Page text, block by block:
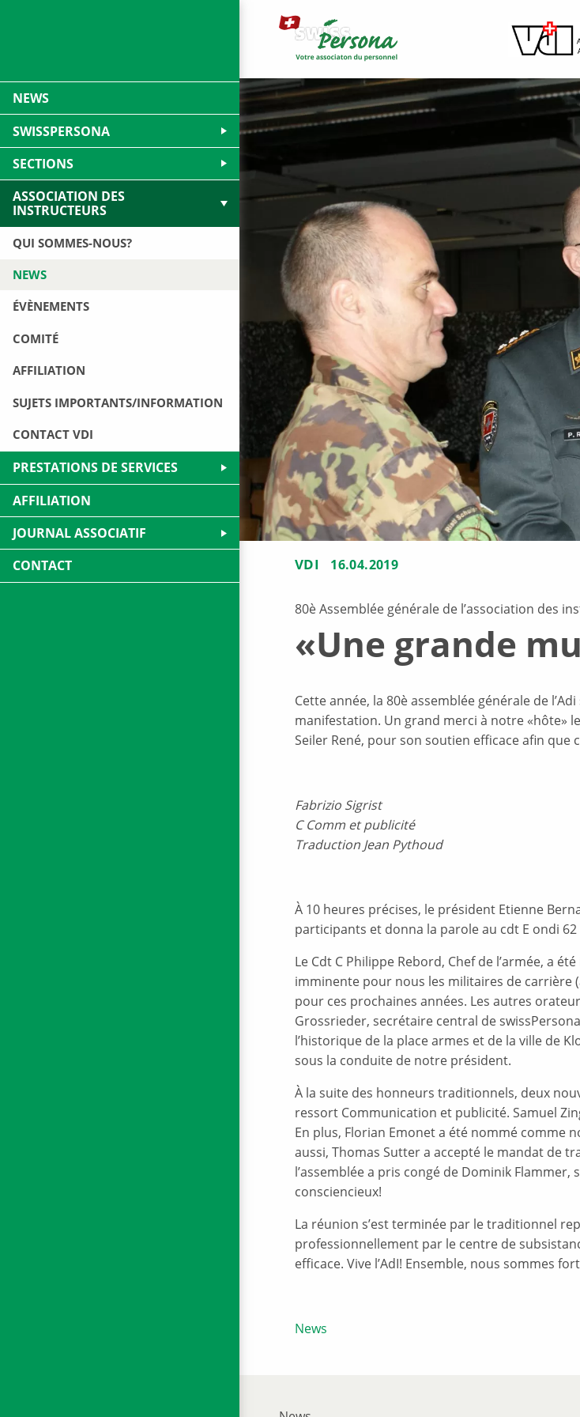
VDI 16.04.2019
80è Assemblée générale de l’association des
«Une grande
Cette année, la 80è assemblée générale de
manifestation. Un grand merci à notre «hôte»
Seiler René, pour son soutien efficace afin que
Fabrizio Sigrist
C Comm et publicité
Traduction Jean Pythoud
À 10 heures précises, le président Etienne
participants et donna la parole au cdt E ondi
Le Cdt C Philippe Rebord, Chef de l’armée, a
imminente pour nous les militaires de carrière
pour ces prochaines années. Les autres
Grossrieder, secrétaire central de
l’historique de la place armes et de la ville de
sous la conduite de notre président.
À la suite des honneurs traditionnels, deux
ressort Communication et publicité. Samuel
En plus, Florian Emonet a été nommé comme
aussi, Thomas Sutter a accepté le mandat de
l’assemblée a pris congé de Dominik
consciencieux!
La réunion s’est terminée par le traditionnel
professionnellement par le centre de
efficace. Vive l’AdI! Ensemble, nous sommes
News
NEWS
SWISSPERSONA
SECTIONS
ASSOCIATION DES
INSTRUCTEURS
QUI SOMMES-NOUS?
NEWS
ÉVÈNEMENTS
COMITÉ
AFFILIATION
SUJETS IMPORTANTS/INFORMATION
CONTACT VDI
PRESTATIONS DE SERVICES
AFFILIATION
JOURNAL ASSOCIATIF
CONTACT